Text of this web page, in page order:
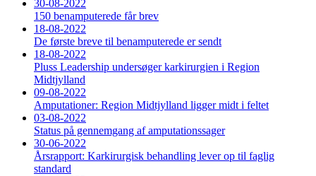
30-08-2022
150 benamputerede får brev
18-08-2022
De første breve til benamputerede er sendt
18-08-2022
Pluss Leadership undersøger karkirurgien i Region
Midtjylland
09-08-2022
Amputationer: Region Midtjylland ligger midt i feltet
03-08-2022
Status på gennemgang af amputationssager
30-06-2022
Årsrapport: Karkirurgisk behandling lever op til faglig
standard